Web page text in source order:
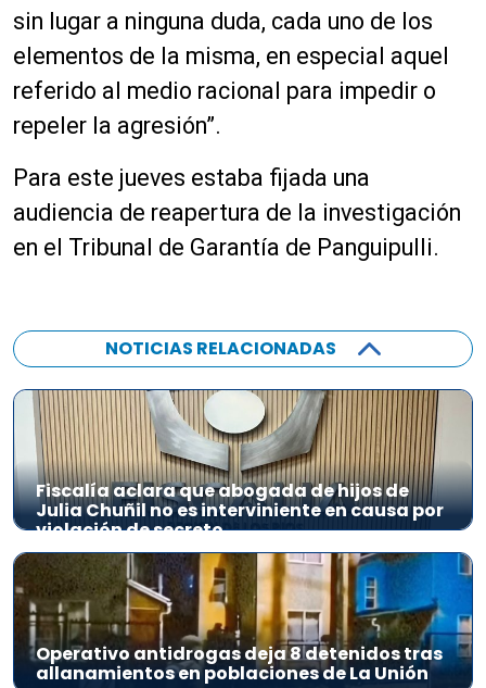
sin lugar a ninguna duda, cada uno de los
elementos de la misma, en especial aquel
referido al medio racional para impedir o
repeler la agresión”.
Para este jueves estaba fijada una
audiencia de reapertura de la investigación
en el Tribunal de Garantía de Panguipulli.
NOTICIAS RELACIONADAS
Fiscalía aclara que abogada de hijos de
Julia Chuñil no es interviniente en causa por
violación de secreto
Operativo antidrogas deja 8 detenidos tras
allanamientos en poblaciones de La Unión